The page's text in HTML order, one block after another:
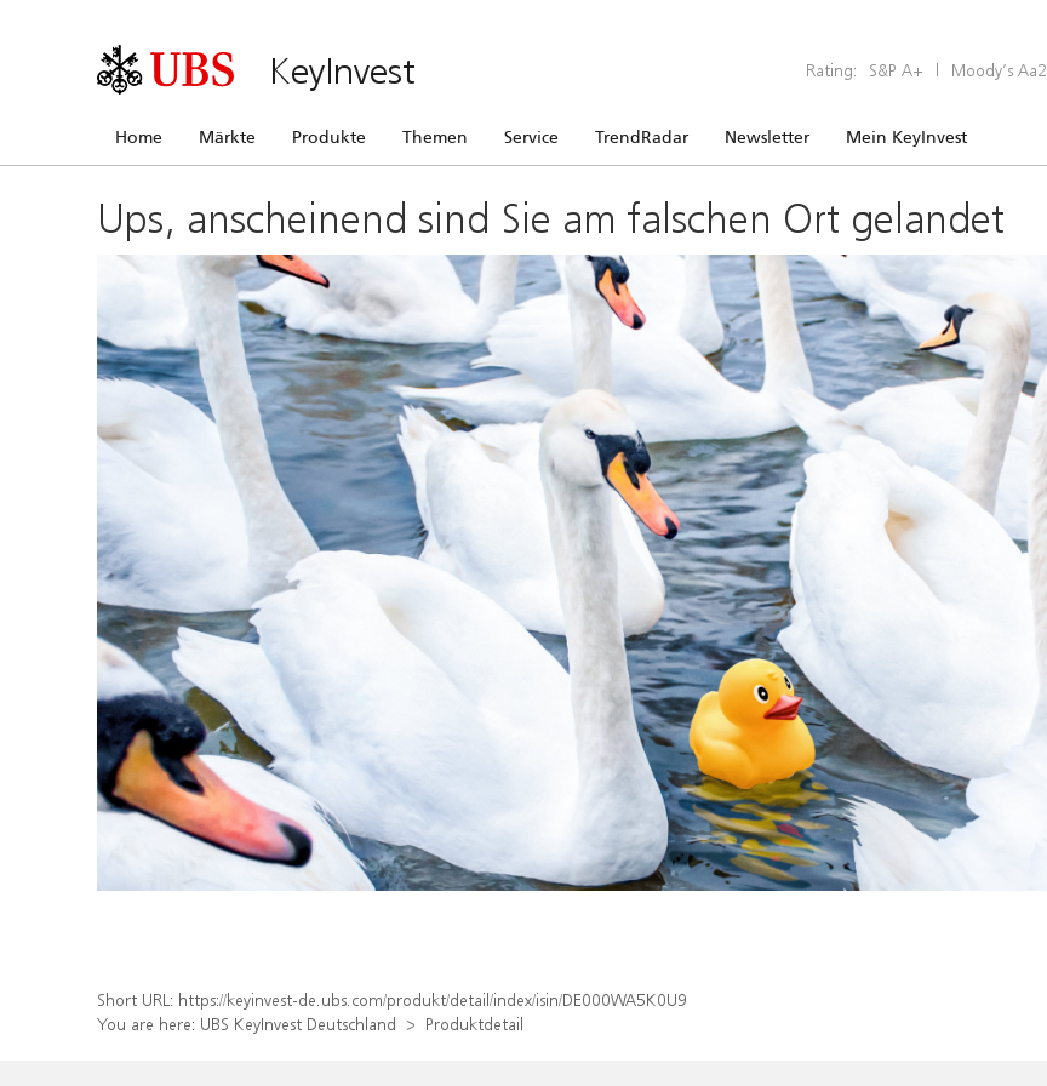
KeyInvest Rating: S&P A+ | Moody’s Aa2
Home Märkte Produkte Themen Service TrendRadar Newsletter Mein KeyInvest
Ups, anscheinend sind Sie am falschen Ort gelandet
Short URL: https://keyinvest-de.ubs.com/produkt/detail/index/isin/DE000WA5K0U9
You are here: UBS KeyInvest Deutschland Produktdetail